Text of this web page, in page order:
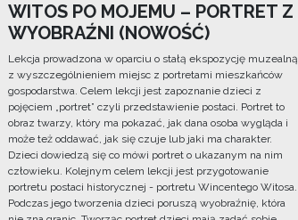
WITOS PO MOJEMU – PORTRET Z
WYOBRAŹNI (NOWOŚĆ)
Lekcja prowadzona w oparciu o stałą ekspozycję muzealną
z wyszczególnieniem miejsc z portretami mieszkańców
gospodarstwa. Celem lekcji jest zapoznanie dzieci z
pojęciem „portret” czyli przedstawienie postaci. Portret to
obraz twarzy, który ma pokazać, jak dana osoba wygląda i
może też oddawać, jak się czuje lub jaki ma charakter.
Dzieci dowiedzą się co mówi portret o ukazanym na nim
człowieku. Kolejnym celem lekcji jest przygotowanie
portretu postaci historycznej - portretu Wincentego Witosa.
Podczas jego tworzenia dzieci poruszą wyobraźnię, która